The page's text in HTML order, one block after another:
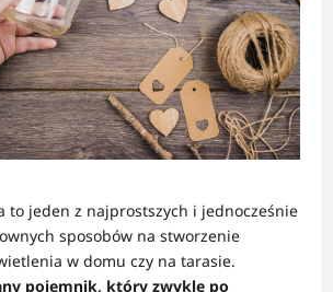
to jeden z najprostszych i jednocześnie
sposobów na stworzenie
w domu czy na tarasie.
pojemnik, który zwykle po